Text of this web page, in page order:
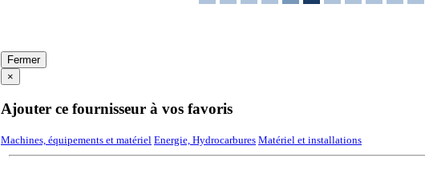
Fermer
×
Ajouter ce fournisseur à vos favoris
Machines, équipements et matériel Energie, Hydrocarbures Matériel et installations